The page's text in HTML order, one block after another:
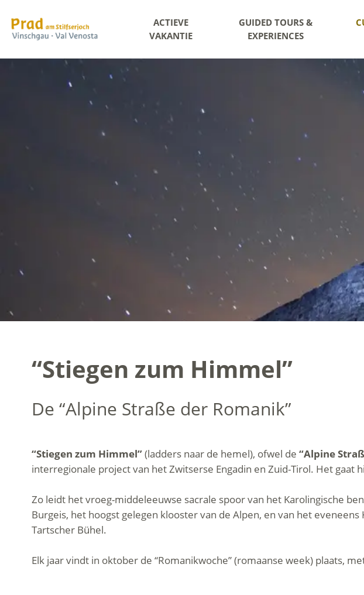
ACTIEVE
VAKANTIE
GUIDED TOURS &
EXPERIENCES
“Stiegen zum Himmel”
De “Alpine Straße der Romanik”
“Stiegen zum Himmel”(ladders naar de hemel), ofwel de “Alpine
interregionale project van het Zwitserse Engadin en Zuid-Tirol. Het
Zo leidt het vroeg-middeleeuwse sacrale spoor van het Karolingische
Burgeis, het hoogst gelegen klooster van de Alpen, en van het
Tartscher Bühel.
Elk jaar vindt in oktober de “Romanikwoche” (romaanse week) plaats,